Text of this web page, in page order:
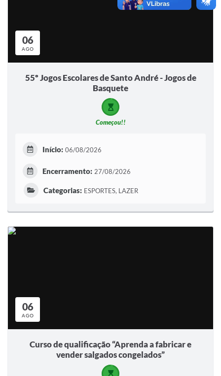
06
AGO
55º Jogos Escolares de Santo André - Jogos de
Basquete
Começou!!
Início: 06/08/2026
Encerramento: 27/08/2026
Categorias: ESPORTES, LAZER
06
AGO
Curso de qualificação “Aprenda a fabricar e
vender salgados congelados”